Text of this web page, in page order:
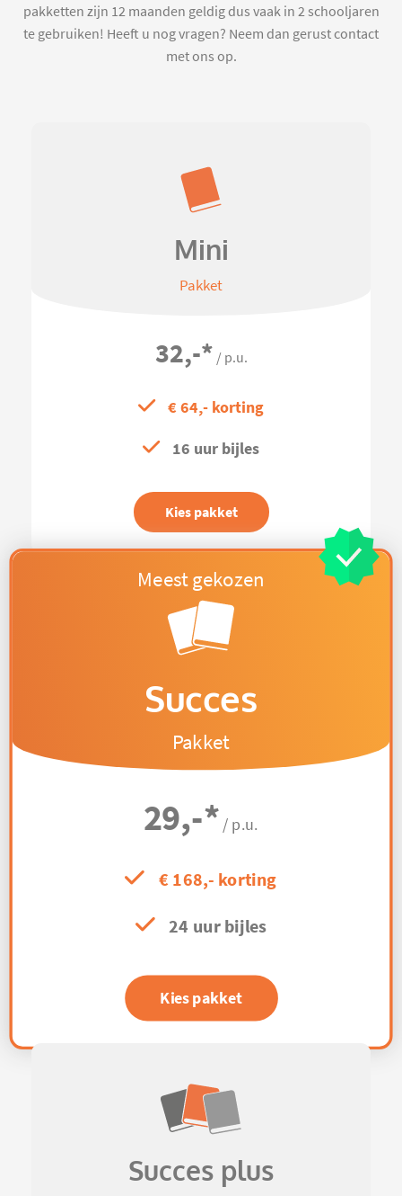
pakketten zijn 12 maanden geldig dus vaak in 2 schooljaren
te gebruiken! Heeft u nog vragen? Neem dan gerust contact
met ons op.
Mini
Pakket
32,-* / p.u.
€ 64,- korting
16 uur bijles
Kies pakket
Succes
Pakket
29,-* / p.u.
€ 168,- korting
24 uur bijles
Kies pakket
Succes plus